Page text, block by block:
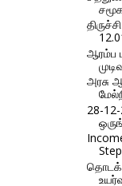
ஆரம்ப
அரசு
28-